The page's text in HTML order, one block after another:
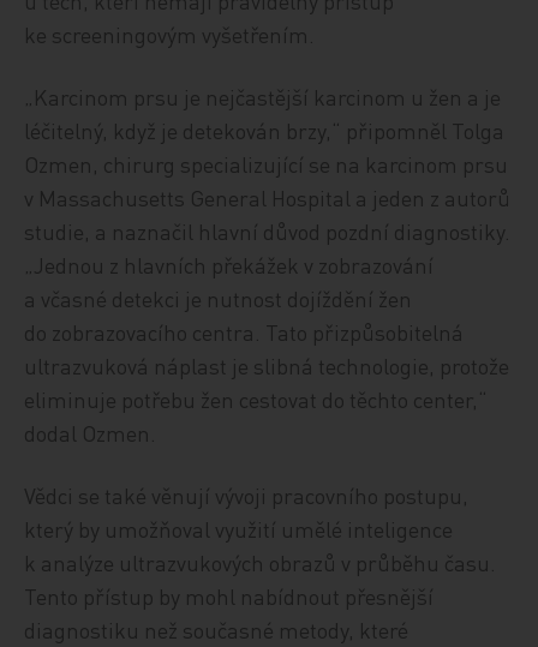
ke screeningovým vyšetřením.
„Karcinom prsu je nejčastější karcinom u žen a je
léčitelný, když je detekován brzy,“ připomněl Tolga
Ozmen, chirurg specializující se na karcinom prsu
v Massachusetts General Hospital a jeden z autorů
studie, a naznačil hlavní důvod pozdní diagnostiky.
„Jednou z hlavních překážek v zobrazování
a včasné detekci je nutnost dojíždění žen
do zobrazovacího centra. Tato přizpůsobitelná
ultrazvuková náplast je slibná technologie, protože
eliminuje potřebu žen cestovat do těchto center,“
dodal Ozmen.
Vědci se také věnují vývoji pracovního postupu,
který by umožňoval využití umělé inteligence
k analýze ultrazvukových obrazů v průběhu času.
Tento přístup by mohl nabídnout přesnější
diagnostiku než současné metody, které